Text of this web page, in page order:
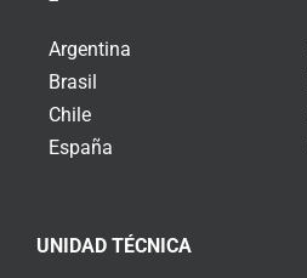
Argentina
Brasil
Chile
España
UNIDAD TÉCNICA